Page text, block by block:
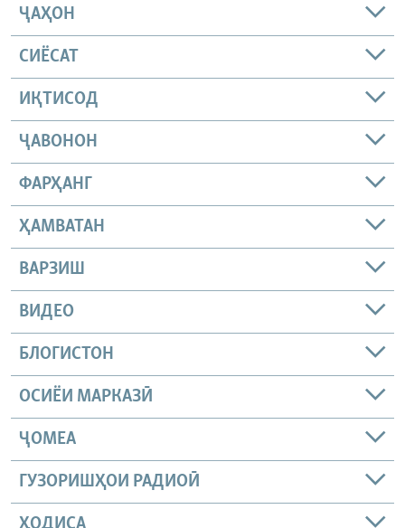
ҶАҲОН
СИЁСАТ
ИҚТИСОД
ҶАВОНОН
ФАРҲАНГ
ҲАМВАТАН
ВАРЗИШ
ВИДЕО
БЛОГИСТОН
ОСИЁИ МАРКАЗӢ
ҶОМEА
ГУЗОРИШҲОИ РАДИОӢ
ҲОДИСА